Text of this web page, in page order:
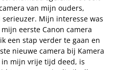
van mijn ouders,
Mijn interesse was
eerste Canon camera
een stap verder te gaan en
nieuwe camera bij Kamera
in mijn vrije tijd deed, is